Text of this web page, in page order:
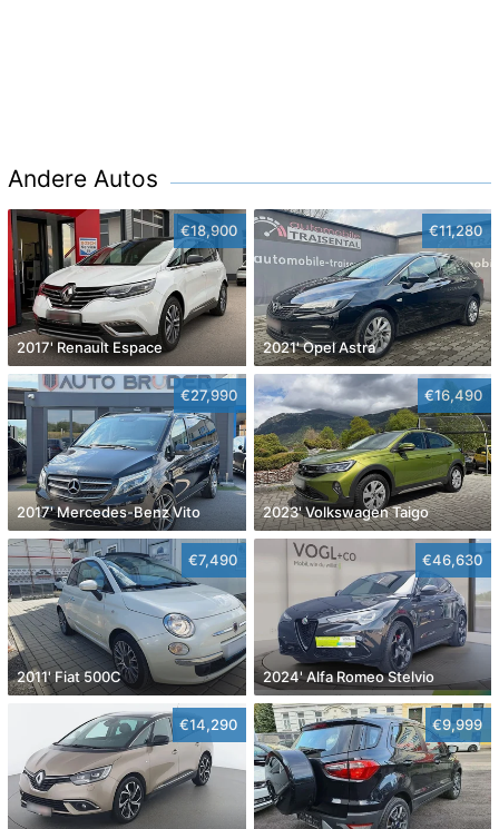
Andere Autos
€18,900
2017' Renault Espace
€11,280
2021' Opel Astra
€27,990
2017' Mercedes-Benz Vito
€16,490
2023' Volkswagen Taigo
€7,490
2011' Fiat 500C
€46,630
2024' Alfa Romeo Stelvio
€14,290 €9,999